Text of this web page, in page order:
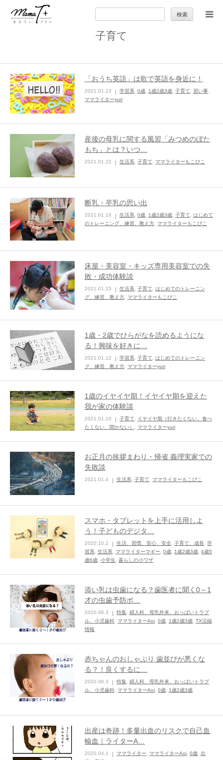
索:
子育て
「おうち英語」は歌で英語を身近に！
2021.01.23 学習系 0歳 1歳2歳3歳 子育て 習い事
ママライターyuri
産後の母乳に関する風習「みつめのぼた
もち」とは？いつ…
2021.01.22 生活系 子育て ママライターもこぴこ
断乳・卒乳の思い出
2021.01.18 生活系 0歳 1歳2歳3歳 子育て
はじめて
のトレーニング、練習、教え方 ママライターもこぴこ
床屋・美容室・キッズ専用美容室での失
敗・成功体験談
2021.01.15 生活系, 子育て, はじめてのトレーニン
グ、練習、教え方, ママライターもこぴこ
1歳・2歳でひらがなを読めるようにな
る！興味を好きに…
2021.01.12 学習系 子育て
はじめてのトレーニン
グ、練習、教え方 ママライターyuri
1歳のイヤイヤ期！イヤイヤ期を迎えた
我が家の体験談
2021.01.10 子育て
イヤイヤ期（行きたくない、食べ
たくない、聞かない）
ママライターyuri
お正月の挨拶まわり・帰省 義理実家での
失敗談
2021.01.4 生活系 子育て ママライターもこぴこ
スマホ・タブレットを上手に活用しよ
う！子どものデジタ…
2020.10.2 生活、習慣、安心、安全 子育て、成長 学
習系
生活系 ママライターマギー 0歳 1歳2歳3歳 4歳5
歳6歳 小学生 暮らしの小ワザ
添い乳は虫歯になる？歯医者に聞く0～1
才の虫歯予防ポ…
2020.06.3 特集 婦人科、母乳外来、おっぱいトラブ
ル、小児歯科 ママライターAoi 0歳 1歳2歳3歳 TX沿線
情報
赤ちゃんのおしゃぶり 歯並びが悪くな
る？！良くするに…
2020.06.3 特集 婦人科、母乳外来、おっぱいトラブ
ル、小児歯科 ママライターAoi 0歳 1歳2歳3歳
出産は奇跡！多量出血のリスクで自己血
輸血｜ライターA…
2020.04.1 ママライター ママライターAoi 0歳 出
セカンドキャリア
子育て
特集
ままてぃ編集部